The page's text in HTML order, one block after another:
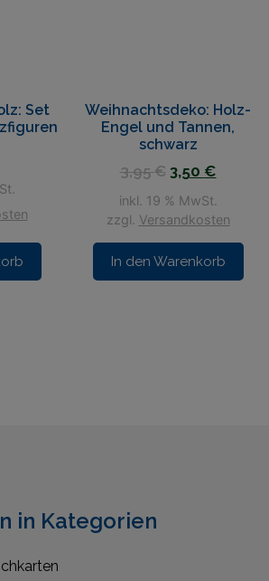
Set
Weihnachtsdeko: Holz-
Engel und Tannen,
schwarz
3,95€ 3,50 €
inkl. 19 % MwSt.
zzgl. Versandkosten
In den Warenkorb
in Kategorien